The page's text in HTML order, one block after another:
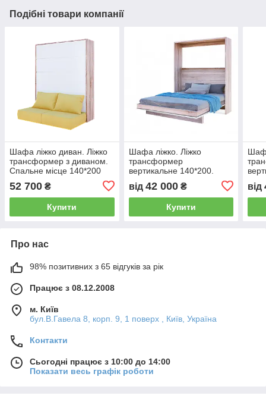
Подібні товари компанії
Шафа ліжко диван. Ліжко
трансформер з диваном.
Спальне місце 140*200
52 700 ₴
Купити
Шафа ліжко. Ліжко
трансформер
вертикальне 140*200.
від 42 000₴
Купити
від
Про нас
98% позитивних з 65 відгуків за рік
Працює з 08.12.2008
м. Київ
бул.В.Гавела 8, корп. 9, 1 поверх , Київ, Україна
Контакти
Сьогодні працює з 10:00 до 14:00
Показати весь графік роботи